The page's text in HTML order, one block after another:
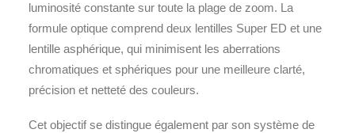
luminosité constante sur toute la plage de zoom. La
formule optique comprend deux lentilles Super ED et une
lentille asphérique, qui minimisent les aberrations
chromatiques et sphériques pour une meilleure clarté,
précision et netteté des couleurs.
Cet objectif se distingue également par son système de